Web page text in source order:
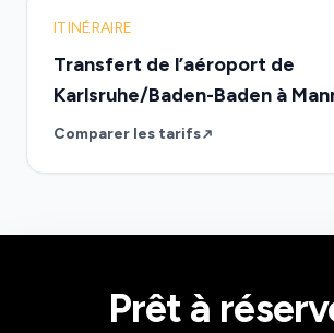
ITINÉRAIRE
Transfert de l’aéroport de
Karlsruhe/Baden-Baden à
Comparer les tarifs
Prêt à